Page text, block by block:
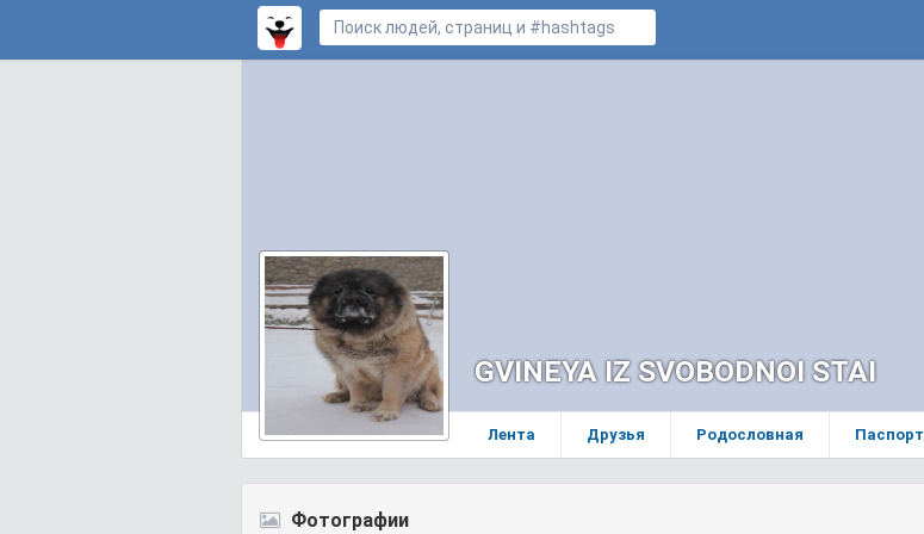
GVINEYA IZ SVOBODNOI STAI
Лента Друзья Родословная Паспорт
Фотографии